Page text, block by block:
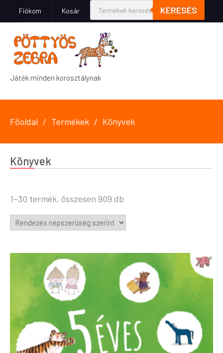
Fiókom Kosár KERESÉS
Játék minden korosztálynak
Főoldal Termékek Könyvek
Könyvek
1–30 termék, összesen 909 db